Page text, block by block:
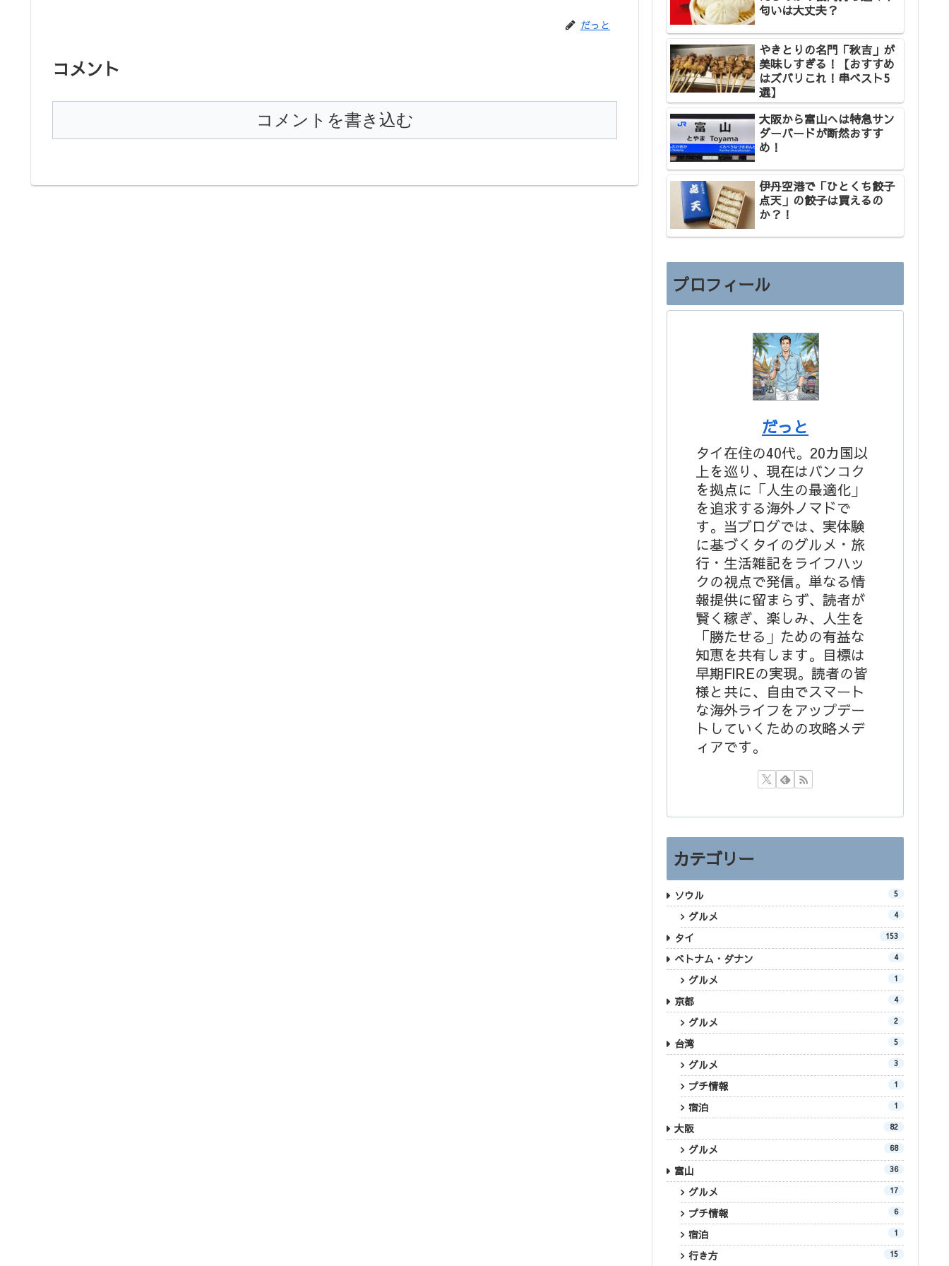
だっと
コメント
コメントを書き込む
匂いは大丈夫？
やきとりの名門「秋吉」が
美味しすぎる！【おすすめ
はズバリこれ！串ベスト5
選】
大阪から富山へは特急サン
ダーバードが断然おすす
め！
伊丹空港で「ひとくち餃子
点天」の餃子は買えるの
か？！
プロフィール
だっと
タイ在住の40代。20カ国以
上を巡り、現在はバンコク
を拠点に「人生の最適化」
を追求する海外ノマドで
す。当ブログでは、実体験
に基づくタイのグルメ・旅
行・生活雑記をライフハッ
クの視点で発信。単なる情
報提供に留まらず、読者が
賢く稼ぎ、楽しみ、人生を
「勝たせる」ための有益な
知恵を共有します。目標は
早期FIREの実現。読者の皆
様と共に、自由でスマート
な海外ライフをアップデー
トしていくための攻略メデ
ィアです。
カテゴリー
ソウル 5
グルメ 4
タイ 153
ベトナム・ダナン 4
グルメ 1
京都 4
グルメ 2
台湾 5
グルメ 3
プチ情報 1
宿泊 1
大阪 82
グルメ 68
富山 36
グルメ 17
プチ情報 6
宿泊 1
行き方 15